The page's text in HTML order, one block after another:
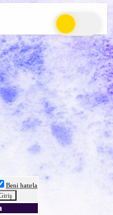
Beni hatırla